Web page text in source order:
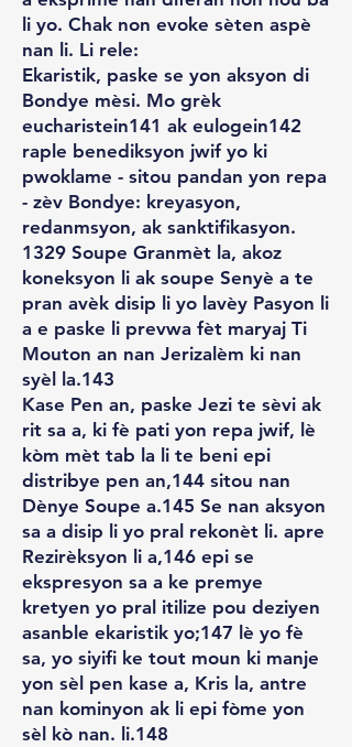
li yo. Chak non evoke sèten aspè
nan li. Li rele:
Ekaristik, paske se yon aksyon di
Bondye mèsi. Mo grèk
eucharistein141 ak eulogein142
raple benediksyon jwif yo ki
pwoklame - sitou pandan yon repa
- zèv Bondye: kreyasyon,
redanmsyon, ak sanktifikasyon.
1329 Soupe Granmèt la, akoz
koneksyon li ak soupe Senyè a te
pran avèk disip li yo lavèy Pasyon li
a e paske li prevwa fèt maryaj Ti
Mouton an nan Jerizalèm ki nan
syèl la.143
Kase Pen an, paske Jezi te sèvi ak
rit sa a, ki fè pati yon repa jwif, lè
kòm mèt tab la li te beni epi
distribye pen an,144 sitou nan
Dènye Soupe a.145 Se nan aksyon
sa a disip li yo pral rekonèt li. apre
Rezirèksyon li a,146 epi se
ekspresyon sa a ke premye
kretyen yo pral itilize pou deziyen
asanble ekaristik yo;147 lè yo fè
sa, yo siyifi ke tout moun ki manje
yon sèl pen kase a, Kris la, antre
nan kominyon ak li epi fòme yon
sèl kò nan. li.148